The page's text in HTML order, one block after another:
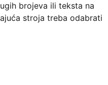
brojeva ili teksta na
stroja treba odabrati